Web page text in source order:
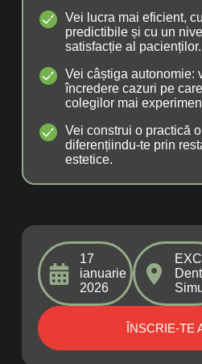
Vei lucra mai eficient,
predictibile și cu un
satisfacție al pacienților.
Vei câștiga autonomie:
încredere cazuri pe
colegilor mai
Vei construi o practică
diferențiindu-te prin
estetice.
17
ianuarie
2026
ÎNSCRIE-TE